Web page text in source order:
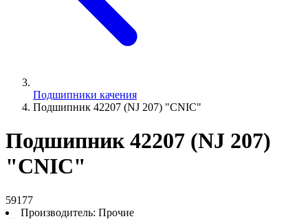
Подшипники качения
Подшипник 42207 (NJ 207) "СNIC"
Подшипник 42207 (NJ 207)
"СNIC"
59177
Производитель: Прочие